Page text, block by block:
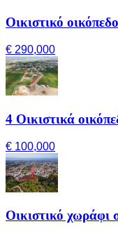
Οικιστικό
€ 290,000
4 Οικιστικά
€ 100,000
Οικιστικό χωράφι